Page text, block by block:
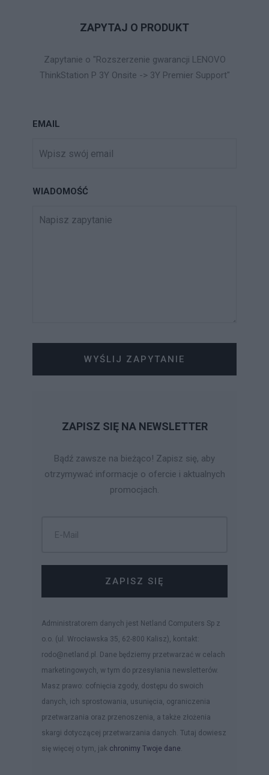
ZAPYTAJ O PRODUKT
Zapytanie o "Rozszerzenie gwarancji LENOVO
ThinkStation P 3Y Onsite -> 3Y Premier Support"
EMAIL
WIADOMOŚĆ
WYŚLIJ ZAPYTANIE
ZAPISZ SIĘ NA NEWSLETTER
Bądź zawsze na bieżąco! Zapisz się, aby
otrzymywać informacje o ofercie i aktualnych
promocjach.
ZAPISZ SIĘ
Administratorem danych jest Netland Computers Sp z
o.o. (ul. Wrocławska 35, 62-800 Kalisz), kontakt:
rodo@netland.pl. Dane będziemy przetwarzać w celach
marketingowych, w tym do przesyłania newsletterów.
Masz prawo: cofnięcia zgody, dostępu do swoich
danych, ich sprostowania, usunięcia, ograniczenia
przetwarzania oraz przenoszenia, a także złożenia
skargi dotyczącej przetwarzania danych. Tutaj dowiesz
się więcej o tym, jak chronimy Twoje dane.